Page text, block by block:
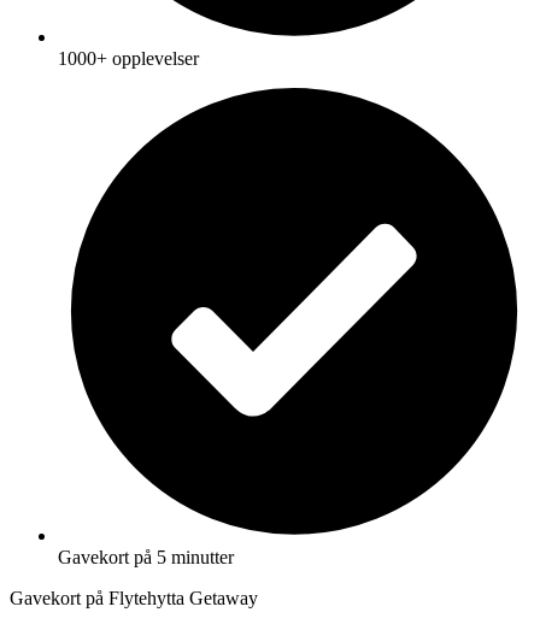
1000+ opplevelser
Gavekort på 5 minutter
Gavekort på Flytehytta Getaway